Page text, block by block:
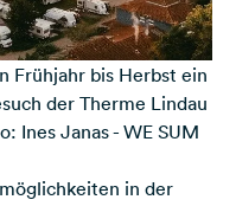
Frühjahr bis Herbst ein
der Therme Lindau
Ines Janas - WE SUM
in der